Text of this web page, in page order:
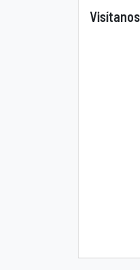
Visítanos